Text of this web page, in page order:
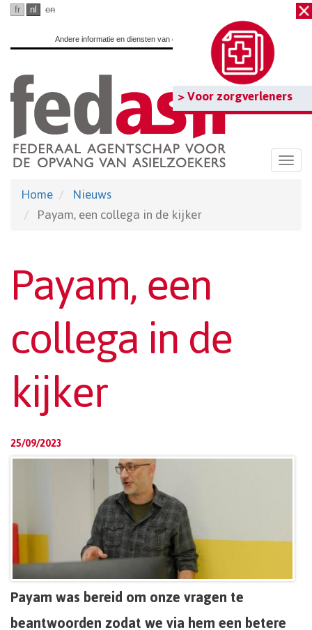
Ga
hoofdinhoud
> Voor zorgverleners
fr nl en
Andere informatie en diensten van de overheid:www.belgium.be
Home
Nieuws
Payam, een collega in de kijker
Payam, een
collega in de
kijker
25/09/2023
Payam was bereid om onze vragen te
beantwoorden zodat we via hem een betere